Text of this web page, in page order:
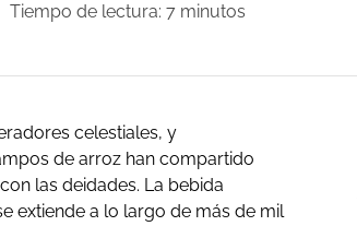
Tiempo de lectura: 7 minutos
celestiales, y
de arroz han compartido
las deidades. La bebida
extiende a lo largo de más de mil